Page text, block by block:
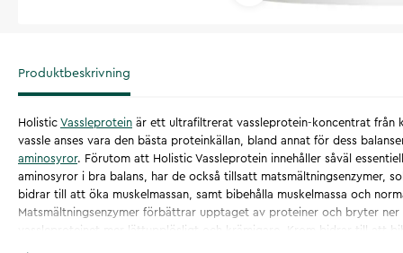
Produktbeskrivning
Holistic Vassleprotein är ett ultrafiltrerat vassleprotein-koncentrat från
vassle anses vara den bästa proteinkällan, bland annat för dess
aminosyror. Förutom att Holistic Vassleprotein innehåller såväl
aminosyror i bra balans, har de också tillsatt matsmältningsenzymer,
bidrar till att öka muskelmassan, samt bibehålla muskelmassa och
Matsmältningsenzymer förbättrar upptaget av proteiner och bryter
vassleproteinet mer lättupplösligt och krämigare. Krom bidrar till att